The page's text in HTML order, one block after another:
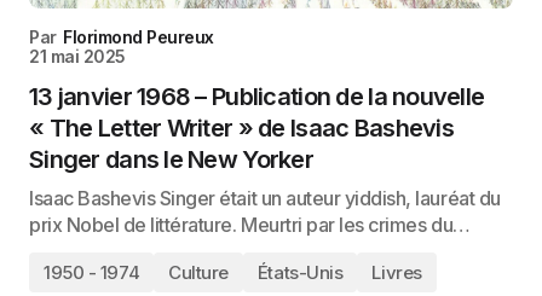
Par Florimond Peureux
21 mai 2025
13 janvier 1968 – Publication de la nouvelle
« The Letter Writer » de Isaac Bashevis
Singer dans le New Yorker
Isaac Bashevis Singer était un auteur yiddish, lauréat du
prix Nobel de littérature. Meurtri par les crimes du…
1950 - 1974 Culture États-Unis Livres